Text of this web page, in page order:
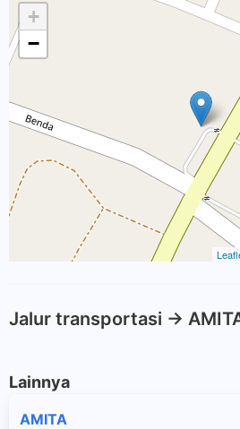
+
−
Jalur transportasi ->
Lainnya
AMITA